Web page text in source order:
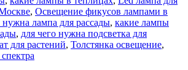
, Освещение фикусов лампами в
нужна лампа для рассады, какие лампы
, для чего нужна подсветка для
для растений, Толстянка освещение,